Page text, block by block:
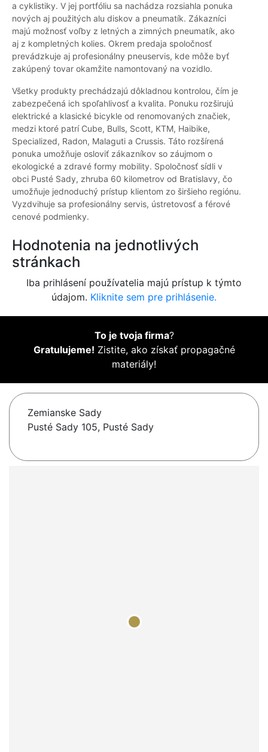
a cyklistiky. V jej portfóliu sa nachádza rozsiahla ponuka
nových aj použitých alu diskov a pneumatík. Zákazníci
majú možnosť voľby z letných a zimných pneumatík, ako
aj z kompletných kolies. Okrem predaja spoločnosť
prevádzkuje aj profesionálny pneuservis, kde môže byť
zakúpený tovar okamžite namontovaný na vozidlo.
Všetky produkty prechádzajú dôkladnou kontrolou, čím je
zabezpečená ich spoľahlivosť a kvalita. Ponuku rozširujú
elektrické a klasické bicykle od renomovaných značiek,
medzi ktoré patrí Cube, Bulls, Scott, KTM, Haibike,
Specialized, Radon, Malaguti a Crussis. Táto rozšírená
ponuka umožňuje osloviť zákazníkov so záujmom o
ekologické a zdravé formy mobility. Spoločnosť sídli v
obci Pusté Sady, zhruba 60 kilometrov od Bratislavy, čo
umožňuje jednoduchý prístup klientom zo širšieho regiónu.
Vyzdvihuje sa profesionálny servis, ústretovosť a férové
cenové podmienky.
Hodnotenia na jednotlivých
stránkach
Iba prihlásení používatelia majú prístup k týmto
údajom. Kliknite sem pre prihlásenie.
To je tvoja firma?
Gratulujeme! Zistite, ako získať propagačné
materiály!
Zemianske Sady
Pusté Sady 105, Pusté Sady